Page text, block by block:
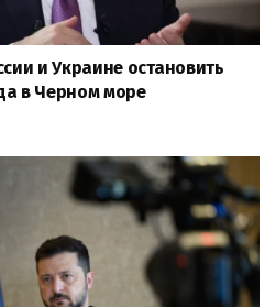
и Украине остановить
в Черном море